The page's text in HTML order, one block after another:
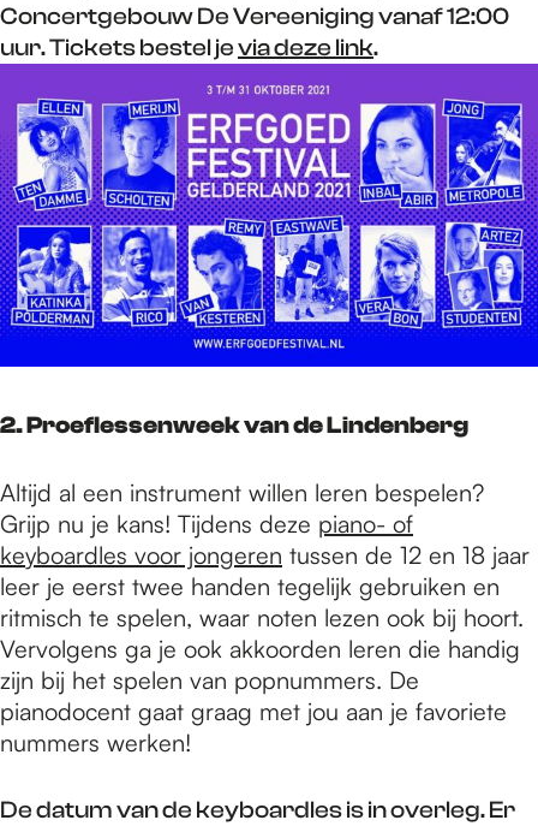
Concertgebouw De Vereeniging vanaf 12:00
uur. Tickets bestel jevia deze link.
2. Proeflessenweek van de Lindenberg
Altijd al een instrument willen leren bespelen?
Grijp nu je kans! Tijdens deze piano- of
keyboardles voor jongeren tussen de 12 en 18 jaar
leer je eerst twee handen tegelijk gebruiken en
ritmisch te spelen, waar noten lezen ook bij hoort.
Vervolgens ga je ook akkoorden leren die handig
zijn bij het spelen van popnummers. De
pianodocent gaat graag met jou aan je favoriete
nummers werken!
De datum van de keyboardles is in overleg. Er